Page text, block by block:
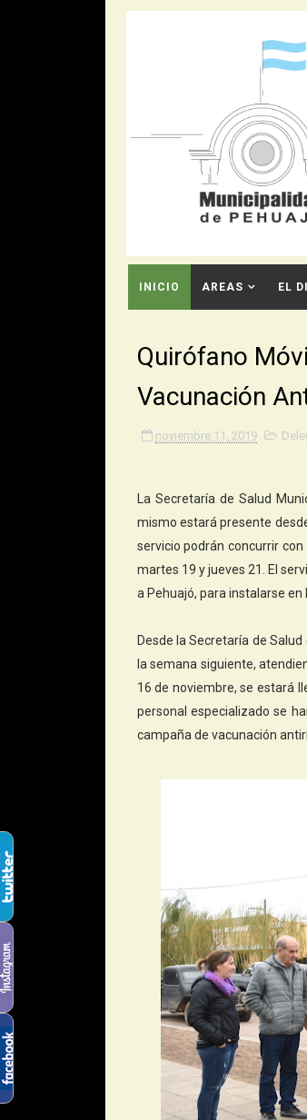
INICIO AREAS EL
Quirófano
Vacunación
noviembre 11, 2019
La Secretaría de Salud
mismo estará presente
servicio podrán concurrir
martes 19 y jueves 21. El
a Pehuajó, para instalarse
Desde la Secretaría de
la semana siguiente,
16 de noviembre, se estará
personal especializado se
campaña de vacunación